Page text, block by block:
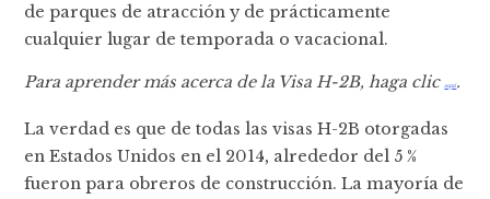
de parques de atracción y de prácticamente
cualquier lugar de temporada o vacacional.
Para aprender más acerca de la Visa H-2B, haga clicaquí.
La verdad es que de todas las visas H-2B otorgadas
en Estados Unidos en el 2014, alrededor del 5 %
fueron para obreros de construcción. La mayoría de